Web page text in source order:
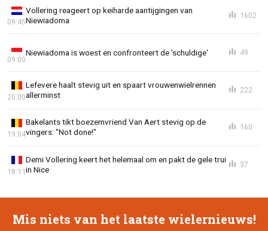
Vollering reageert op keiharde aantijgingen van
Niewiadoma
09:45
1602
Niewiadoma is woest en confronteert de 'schuldige'
09:00
49
Lefevere haalt stevig uit en spaart vrouwenwielrennen
allerminst
20:00
222
Bakelants tikt boezemvriend Van Aert stevig op de
vingers: "Not done!"
19:04
160
Demi Vollering keert het helemaal om en pakt de gele trui
in Nice
18:11
37
Mis niets van het laatste wielernieuws!